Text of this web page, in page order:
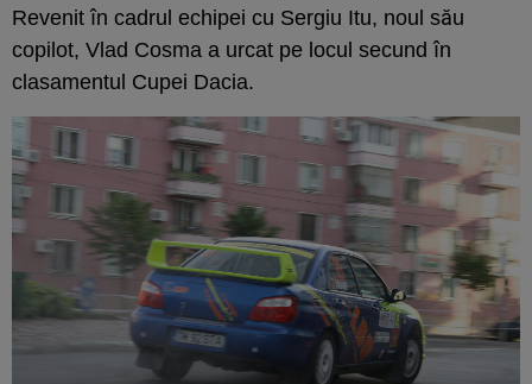
Revenit în cadrul echipei cu Sergiu Itu, noul său
copilot, Vlad Cosma a urcat pe locul secund în
clasamentul Cupei Dacia.